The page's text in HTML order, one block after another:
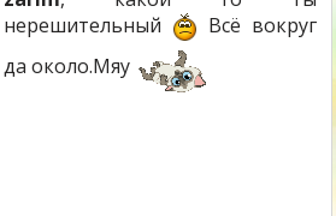
нерешительный
Всё вокруг
да около.Мяу